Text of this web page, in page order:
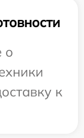
о
к